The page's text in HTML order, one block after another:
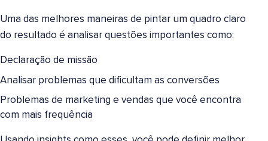
Uma das melhores maneiras de pintar um quadro claro
do resultado é analisar questões importantes como:
Declaração de missão
Analisar problemas que dificultam as conversões
Problemas de marketing e vendas que você encontra
com mais frequência